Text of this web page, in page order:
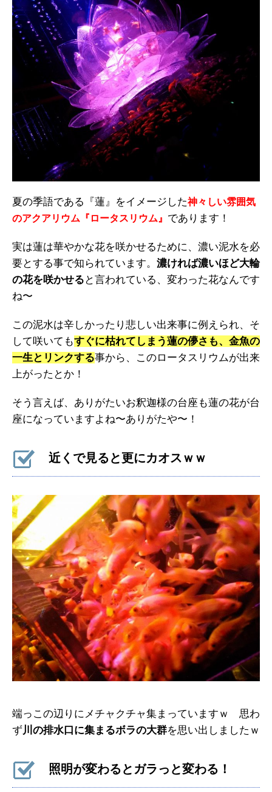
夏の季語である『蓮』をイメージした神々しい雰囲気
のアクアリウム『ロータスリウム』 であります！
実は蓮は華やかな花を咲かせるために、濃い泥水を必
要とする事で知られています。 濃ければ濃いほど大輪
の花を咲かせる と言われている、変わった花なんです
ね〜
この泥水は辛しかったり悲しい出来事に例えられ、そ
して咲いてもすぐに枯れてしまう蓮の儚さも、金魚の
一生とリンクする事から、このロータスリウムが出来
上がったとか！
そう言えば、ありがたいお釈迦様の台座も蓮の花が台
座になっていますよね〜ありがたや〜！
近くで見ると更にカオスｗｗ
端っこの辺りにメチャクチャ集まっていますｗ 思わ
ず川の排水口に集まるボラの大群を思い出しましたｗ
照明が変わるとガラっと変わる！